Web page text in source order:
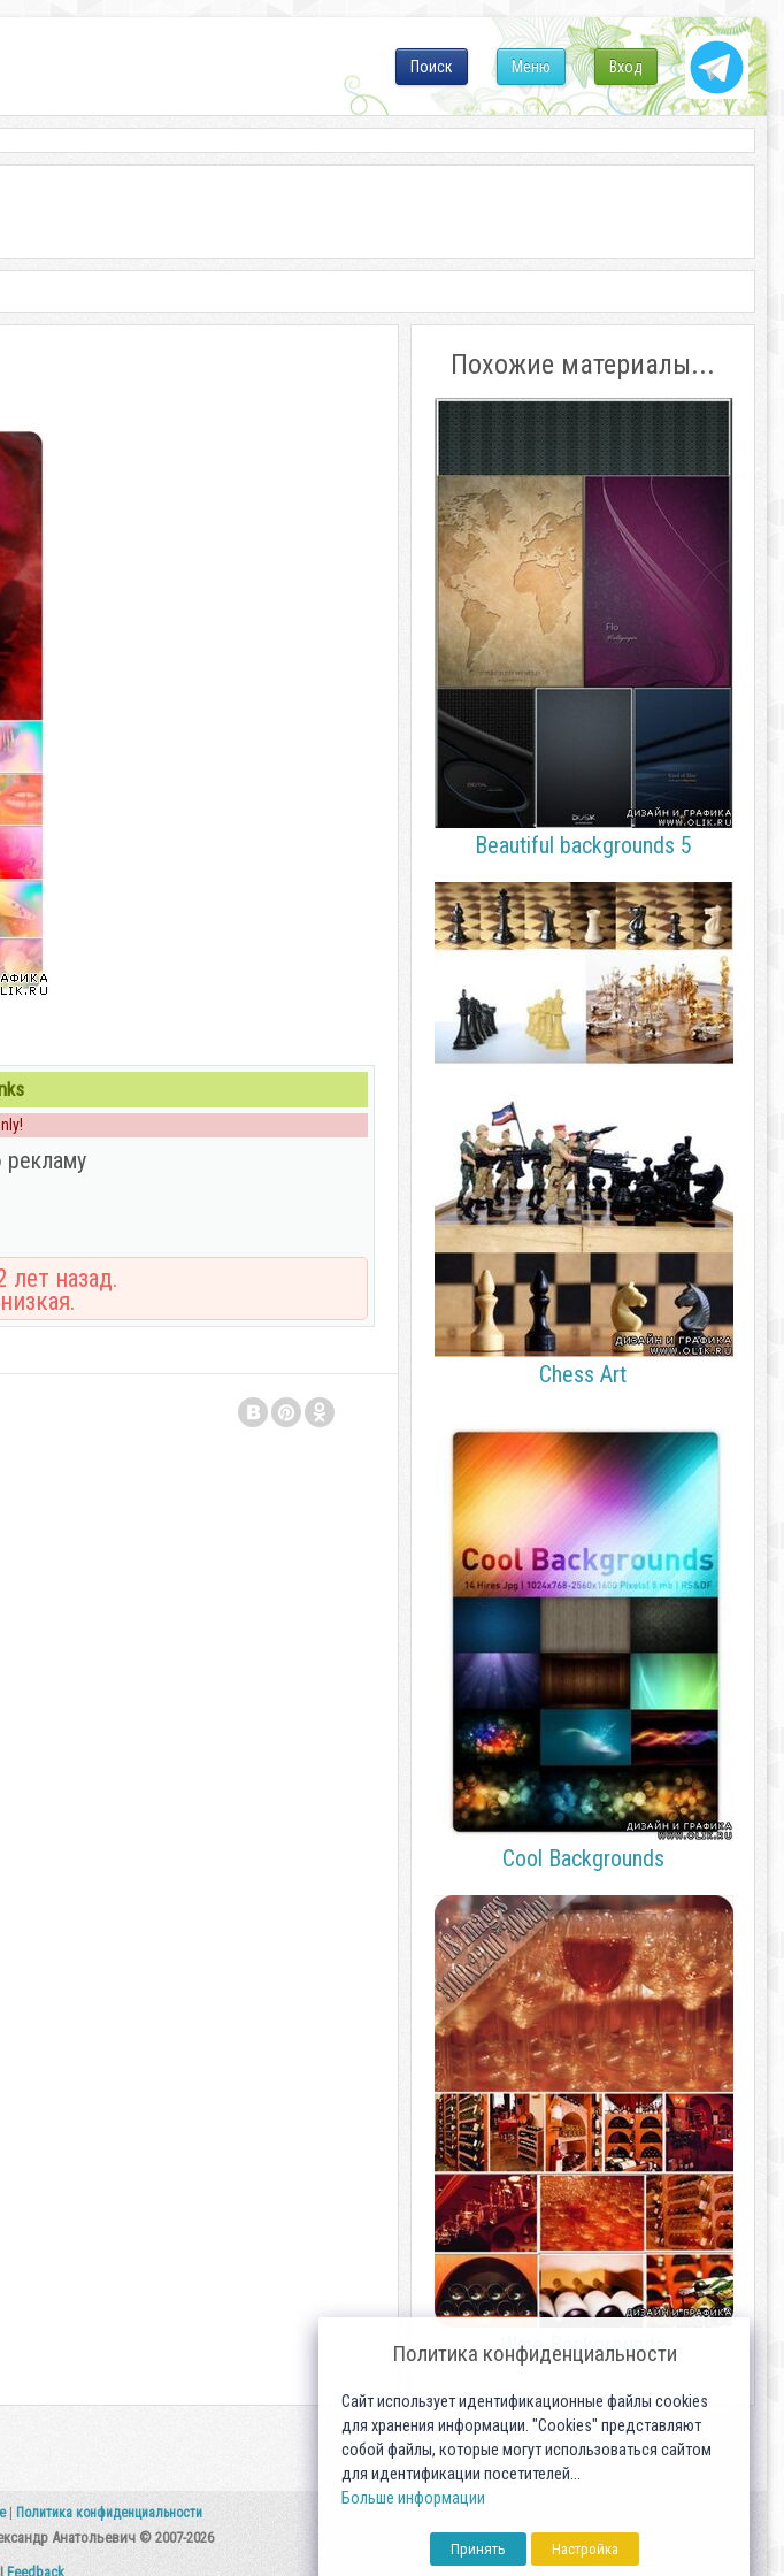
Вход
Меню
Поиск
рекламу
лет назад.
Похожие материалы...
Beautiful backgrounds 5
Chess Art
Cool Backgrounds
Wine Backgrounds
Политика конфиденциальности
Анатольевич © 2007-2026
Feedback
Политика конфиденциальности
Сайт использует идентификационные файлы cookies
для хранения информации. "Cookies" представляют
собой файлы, которые могут использоваться сайтом
для идентификации посетителей...
Больше информации
Принять Настройка